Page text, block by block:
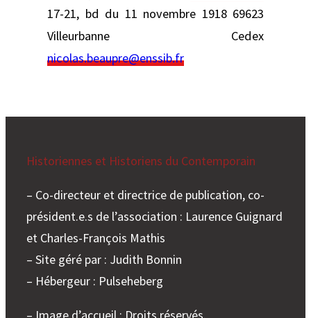
17-21, bd du 11 novembre 1918 69623
Villeurbanne Cedex
nicolas.beaupre@enssib.fr
Historiennes et Historiens du Contemporain
– Co-directeur et directrice de publication, co-
président.e.s de l’association : Laurence Guignard
et Charles-François Mathis
– Site géré par : Judith Bonnin
– Hébergeur : Pulseheberg